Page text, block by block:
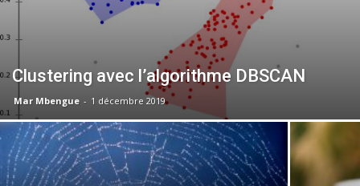
Clustering avec l’algorithme DBSCAN
Mar Mbengue - 1 décembre 2019